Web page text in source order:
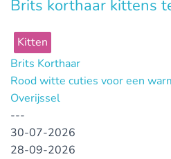
Brits korthaar kittens
Kitten
Brits Korthaar
Rood witte cuties voor een
Overijssel
---
30-07-2026
28-09-2026